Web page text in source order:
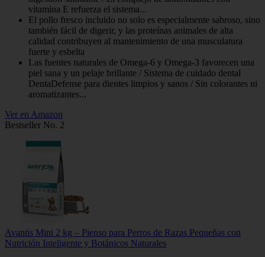
vitamina E refuerza el sistema...
El pollo fresco incluido no solo es especialmente sabroso, sino
también fácil de digerir, y las proteínas animales de alta
calidad contribuyen al mantenimiento de una musculatura
fuerte y esbelta
Las fuentes naturales de Omega-6 y Omega-3 favorecen una
piel sana y un pelaje brillante / Sistema de cuidado dental
DentaDefense para dientes limpios y sanos / Sin colorantes ni
aromatizantes...
Ver en Amazon
Bestseller No. 2
Avantis Mini 2 kg – Pienso para Perros de Razas Pequeñas con
Nutrición Inteligente y Botánicos Naturales